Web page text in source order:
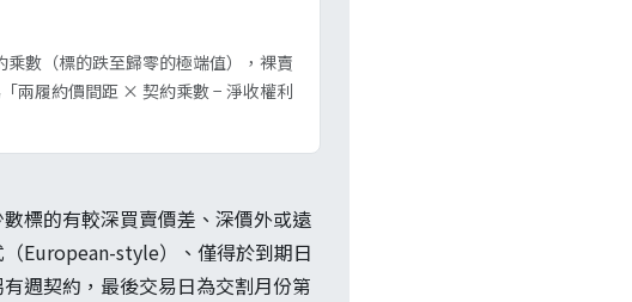
數（標的跌至歸零的極端值），裸賣
兩履約價間距 × 契約乘數 − 淨收權利
標的有較深買賣價差、深價外或遠
European-style）、僅得於到期日
週契約，最後交易日為交割月份第